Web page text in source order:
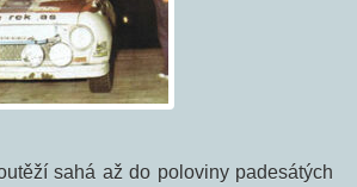
sahá až do poloviny padesátých